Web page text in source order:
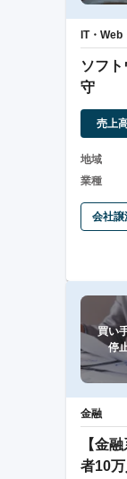
IT・Web
ソフ
守
売上
地域
業種
会社譲
買い
停
金融
【金
者10